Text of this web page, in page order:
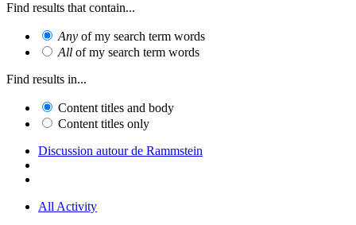
Find results that contain...
Any of my search term words
All of my search term words
Find results in...
Content titles and body
Content titles only
Discussion autour de Rammstein
All Activity